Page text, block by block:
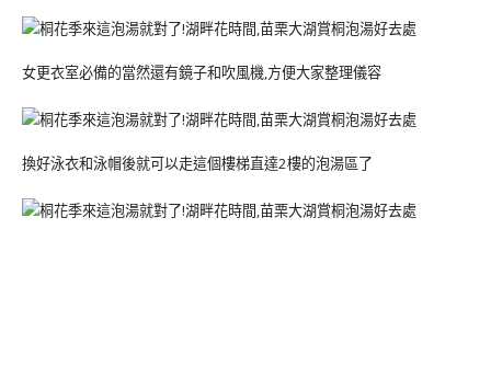
女更衣室必備的當然還有鏡子和吹風機,方便大家整理儀容
換好泳衣和泳帽後就可以走這個樓梯直達2樓的泡湯區了